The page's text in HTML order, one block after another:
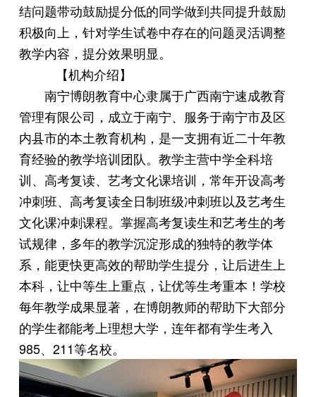
结问题带动鼓励提分低的同学做到共同提升鼓励
积极向上，针对学生试卷中存在的问题灵活调整
教学内容，提分效果明显。
【机构介绍】
南宁博朗教育中心隶属于广西南宁速成教育
管理有限公司，成立于南宁、服务于南宁市及区
内县市的本土教育机构，是一支拥有近二十年教
育经验的教学培训团队。教学主营中学全科培
训、高考复读、艺考文化课培训，常年开设高考
冲刺班、高考复读全日制班级冲刺班以及艺考生
文化课冲刺课程。掌握高考复读生和艺考生的考
试规律，多年的教学沉淀形成的独特的教学体
系，能更快更高效的帮助学生提分，让后进生上
本科，让中等生上重点，让优等生考重本！学校
每年教学成果显著，在博朗教师的帮助下大部分
的学生都能考上理想大学，连年都有学生考入
985、211等名校。